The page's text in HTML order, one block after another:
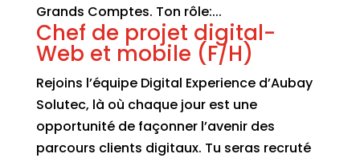
Grands Comptes. Ton rôle:...
Chef de projet digital-
Web et mobile (F/H)
Rejoins l’équipe Digital Experience d’Aubay
Solutec, là où chaque jour est une
opportunité de façonner l’avenir des
parcours clients digitaux. Tu seras recruté